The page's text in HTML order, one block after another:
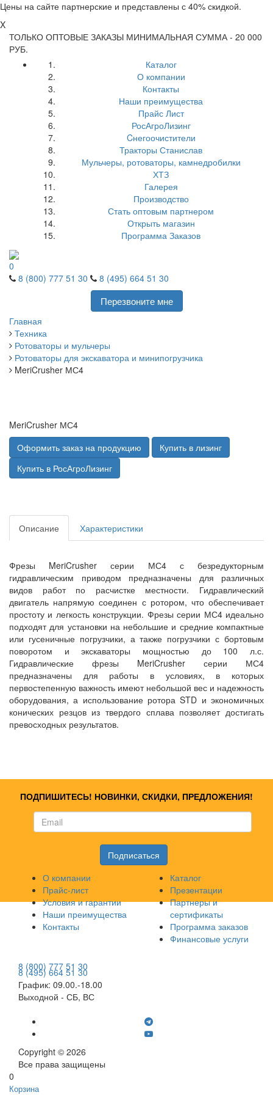
Цены на сайте партнерские и представлены с 40% скидкой.
X
ТОЛЬКО ОПТОВЫЕ ЗАКАЗЫ МИНИМАЛЬНАЯ СУММА - 20 000
РУБ.
Каталог
О компании
Контакты
Наши преимущества
Прайс Лист
РосАгроЛизинг
Cнегоочистители
Тракторы Станислав
Мульчеры, ротоваторы, камнедробилки
ХТЗ
Галерея
Производство
Стать оптовым партнером
Открыть магазин
Программа Заказов
0
8 (800) 777 51 30
8 (495) 664 51 30
Перезвоните мне
Главная
Техника
Ротоваторы и мульчеры
Ротоваторы для экскаватора и минипогрузчика
MeriCrusher МС4
MeriCrusher МС4
Оформить заказ на продукцию
Купить в лизинг
Купить в РосАгроЛизинг
Описание Характеристики
Фрезы MeriCrusher серии МС4 с безредукторным
гидравлическим приводом предназначены для различных
видов работ по расчистке местности. Гидравлический
двигатель напрямую соединен с ротором, что обеспечивает
простоту и легкость конструкции. Фрезы серии МС4 идеально
подходят для установки на небольшие и средние компактные
или гусеничные погрузчики, а также погрузчики с бортовым
поворотом и экскаваторы мощностью до 100 л.с.
Гидравлические фрезы MeriCrusher серии МС4
предназначены для работы в условиях, в которых
первостепенную важность имеют небольшой вес и надежность
оборудования, а использование ротора STD и экономичных
конических резцов из твердого сплава позволяет достигать
превосходных результатов.
ПОДПИШИТЕСЬ! НОВИНКИ, СКИДКИ, ПРЕДЛОЖЕНИЯ!
О компании
Прайс-лист
Условия и гарантии
Наши преимущества
Контакты
Каталог
Презентации
Партнеры и
сертификаты
Программа заказов
Финансовые услуги
8 (800) 777 51 30
8 (495) 664 51 30
График: 09.00.-18.00
Выходной - СБ, ВС
Copyright © 2026
Все права защищены
0
Корзина